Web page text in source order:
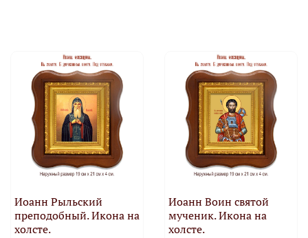
Иоанн Рыльский
преподобный. Икона на
холсте.
Иоанн Воин святой
мученик. Икона на
холсте.